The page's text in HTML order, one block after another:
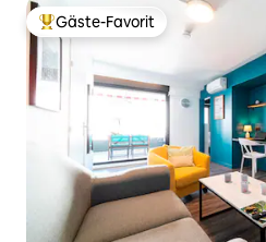
Beliebter Gäste-Favorit.
Gäste-Favorit